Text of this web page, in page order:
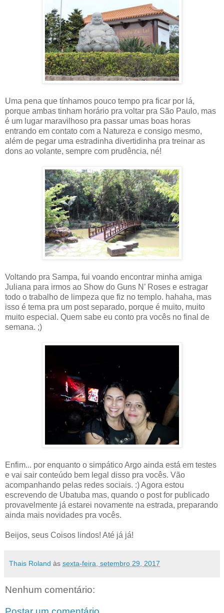
Uma pena que tínhamos pouco tempo pra ficar por lá,
porque ambas tinham horário pra voltar pra São Paulo, mas
é um lugar maravilhoso pra passar umas boas horas
entrando em contato com a Natureza e consigo mesmo,
além de pegar uma estradinha divertidinha pra treinar as
dons ao volante, sempre com prudência, né!
Voltando pra Sampa, fui voando encontrar minha amiga
Juliana para irmos ao Show do Guns N’ Roses e estragar
todo o trabalho de limpeza que fiz no templo. hahaha, mas
isso é tema pra um post separado, porque é muito, muito
muito especial. Quem sabe eu conto pra vocês no final de
semana. ;)
Enfim... por enquanto o simpático Argo ainda está em testes
e vai sair conteúdo bem legal disso pra vocês. Vão
acompanhando pelas redes sociais. :) Agora estou
escrevendo de Ubatuba mas, quando o post for publicado
provavelmente já estarei novamente na estrada, preparando
ainda mais novidades pra vocês.
Beijos, seus Coisos lindos! Até já já!
Thais Roland às sexta-feira, setembro 29, 2017
Nenhum comentário: